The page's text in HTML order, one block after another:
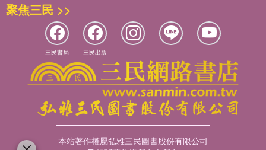
聚焦三民 >>
三民書局 三民出版
本站著作權屬弘雅三民圖書股份有限公司